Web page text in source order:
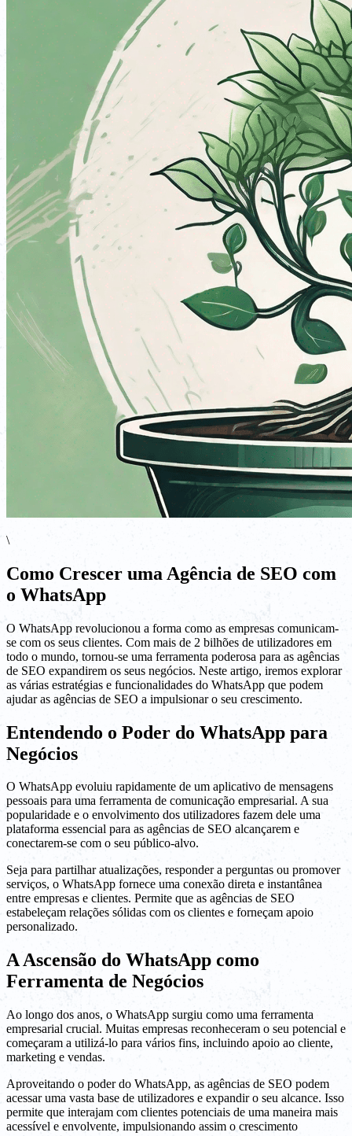
\
Como Crescer uma Agência de SEO com
o WhatsApp
O WhatsApp revolucionou a forma como as empresas comunicam-
se com os seus clientes. Com mais de 2 bilhões de utilizadores em
todo o mundo, tornou-se uma ferramenta poderosa para as agências
de SEO expandirem os seus negócios. Neste artigo, iremos explorar
as várias estratégias e funcionalidades do WhatsApp que podem
ajudar as agências de SEO a impulsionar o seu crescimento.
Entendendo o Poder do WhatsApp para
Negócios
O WhatsApp evoluiu rapidamente de um aplicativo de mensagens
pessoais para uma ferramenta de comunicação empresarial. A sua
popularidade e o envolvimento dos utilizadores fazem dele uma
plataforma essencial para as agências de SEO alcançarem e
conectarem-se com o seu público-alvo.
Seja para partilhar atualizações, responder a perguntas ou promover
serviços, o WhatsApp fornece uma conexão direta e instantânea
entre empresas e clientes. Permite que as agências de SEO
estabeleçam relações sólidas com os clientes e forneçam apoio
personalizado.
A Ascensão do WhatsApp como
Ferramenta de Negócios
Ao longo dos anos, o WhatsApp surgiu como uma ferramenta
empresarial crucial. Muitas empresas reconheceram o seu potencial e
começaram a utilizá-lo para vários fins, incluindo apoio ao cliente,
marketing e vendas.
Aproveitando o poder do WhatsApp, as agências de SEO podem
acessar uma vasta base de utilizadores e expandir o seu alcance. Isso
permite que interajam com clientes potenciais de uma maneira mais
acessível e envolvente, impulsionando assim o crescimento